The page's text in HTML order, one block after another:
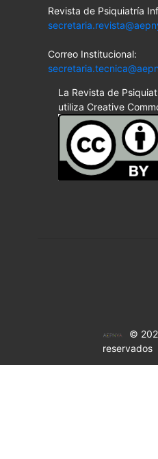
Revista de Psiquiatría
Correo Institucional:
La Revista de
utiliza Creative
©
reservados